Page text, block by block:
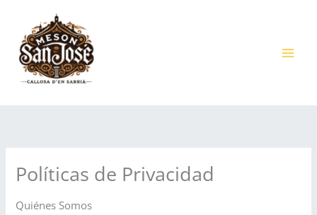
contenido
Políticas de Privacidad
Quiénes Somos